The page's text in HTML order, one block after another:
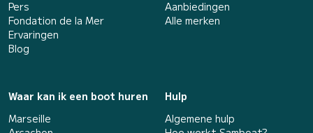
Pers
Fondation de la Mer
Ervaringen
Blog
Aanbiedingen
Alle merken
Waar kan ik een boot huren
Marseille
Hulp
Algemene hulp